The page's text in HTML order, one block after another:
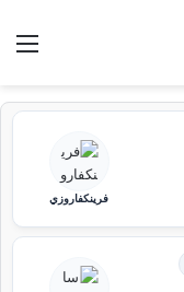
فرينكفاروزي